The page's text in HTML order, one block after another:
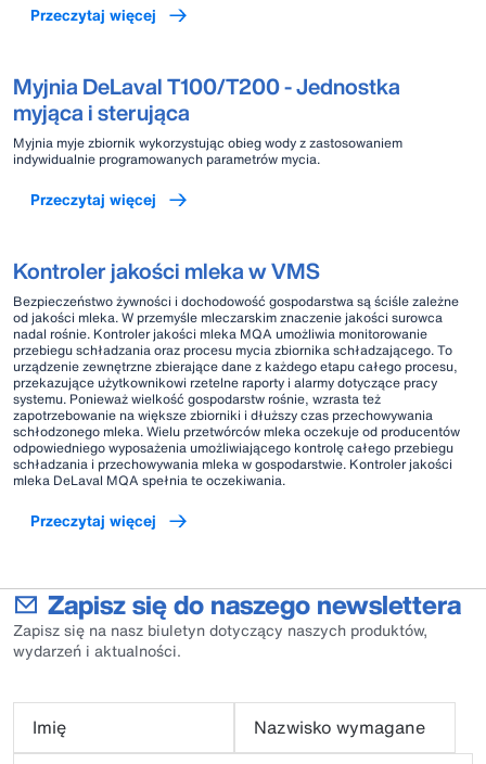
Przeczytaj więcej
Myjnia DeLaval T100/T200 - Jednostka
myjąca i sterująca
Myjnia myje zbiornik wykorzystując obieg wody z zastosowaniem
indywidualnie programowanych parametrów mycia.
Przeczytaj więcej
Kontroler jakości mleka w VMS
Bezpieczeństwo żywności i dochodowość gospodarstwa są ściśle zależne
od jakości mleka. W przemyśle mleczarskim znaczenie jakości surowca
nadal rośnie. Kontroler jakości mleka MQA umożliwia monitorowanie
przebiegu schładzania oraz procesu mycia zbiornika schładzającego. To
urządzenie zewnętrzne zbierające dane z każdego etapu całego procesu,
przekazujące użytkownikowi rzetelne raporty i alarmy dotyczące pracy
systemu. Ponieważ wielkość gospodarstw rośnie, wzrasta też
zapotrzebowanie na większe zbiorniki i dłuższy czas przechowywania
schłodzonego mleka. Wielu przetwórców mleka oczekuje od producentów
odpowiedniego wyposażenia umożliwiającego kontrolę całego przebiegu
schładzania i przechowywania mleka w gospodarstwie. Kontroler jakości
mleka DeLaval MQA spełnia te oczekiwania.
Przeczytaj więcej
Zapisz się do naszego newslettera
Zapisz się na nasz biuletyn dotyczący naszych produktów,
wydarzeń i aktualności.
Imię
Nazwisko wymagane